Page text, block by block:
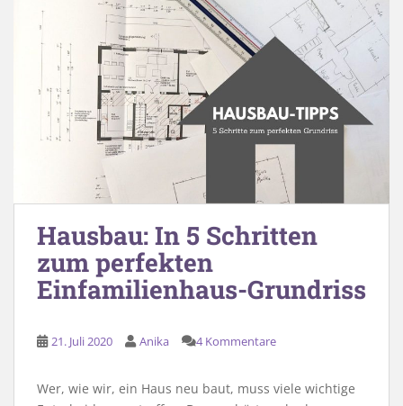
Hausbau: In 5 Schritten
zum perfekten
Einfamilienhaus-Grundriss
21. Juli 2020 Anika 4 Kommentare
Wer, wie wir, ein Haus neu baut, muss viele wichtige